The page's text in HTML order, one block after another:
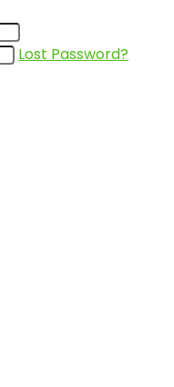
Lost Password?